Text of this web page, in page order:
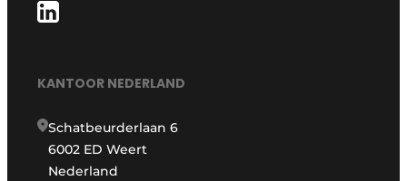
KANTOOR NEDERLAND
Schatbeurderlaan 6
6002 ED Weert
Nederland